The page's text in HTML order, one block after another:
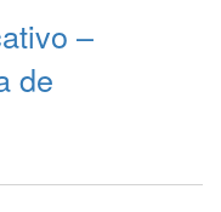
–
de